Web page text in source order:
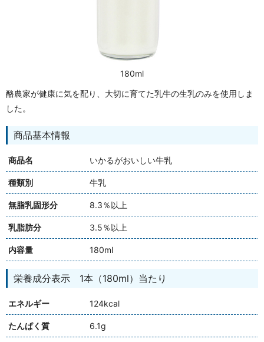
180ml
酪農家が健康に気を配り、大切に育てた乳牛の生乳のみを使用しま
した。
商品基本情報
商品名 いかるがおいしい牛乳
種類別 牛乳
無脂乳固形分 8.3％以上
乳脂肪分 3.5％以上
内容量 180ml
栄養成分表示 1本（180ml）当たり
エネルギー 124kcal
たんぱく質 6.1g